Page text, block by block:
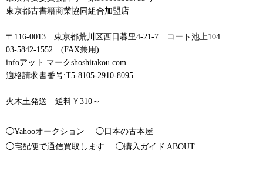
東京都古書籍商業協同組合加盟店
〒116-0013 東京都荒川区西日暮里4-21-7 コート池上104
03-5842-1552 (FAX兼用)
infoアット マークshoshitakou.com
適格請求書番号:T5-8105-2910-8095
火木土発送 送料￥310～
◯Yahooオークション
◯日本の古本屋
◯宅配便で通信買取します
◯購入ガイド|ABOUT